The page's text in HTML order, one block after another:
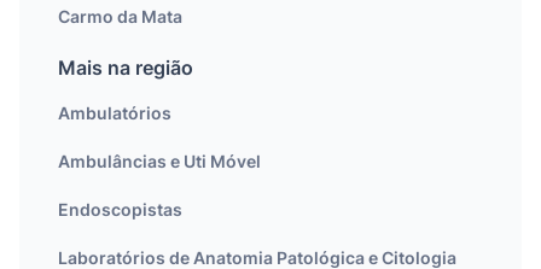
Carmo da Mata
Mais na região
Ambulatórios
Ambulâncias e Uti Móvel
Endoscopistas
Laboratórios de Anatomia Patológica e Citologia